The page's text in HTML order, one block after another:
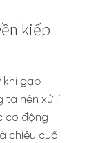
kiếp
khi gặp
ta nên xử lí
cơ động
chiêu cuối